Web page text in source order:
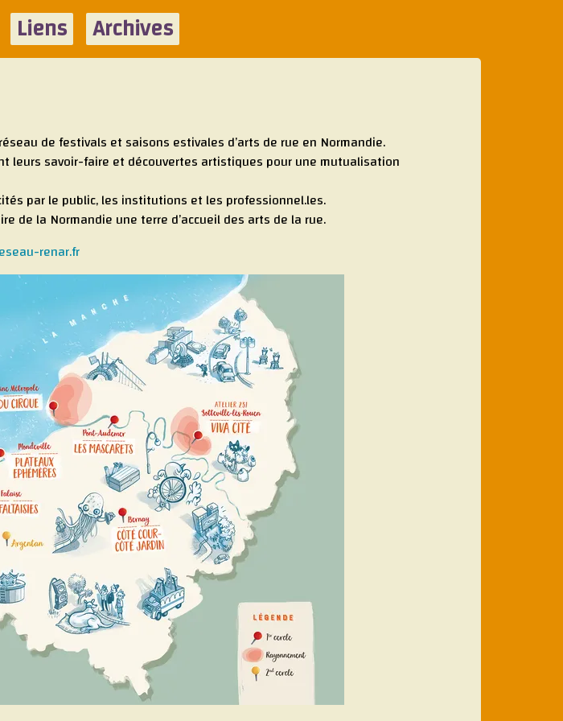
Liens Archives
de festivals et saisons estivales d’arts de rue en Normandie.
leurs savoir-faire et découvertes artistiques pour une mutualisation
par le public, les institutions et les professionnel.les.
de la Normandie une terre d’accueil des arts de la rue.
renar.fr